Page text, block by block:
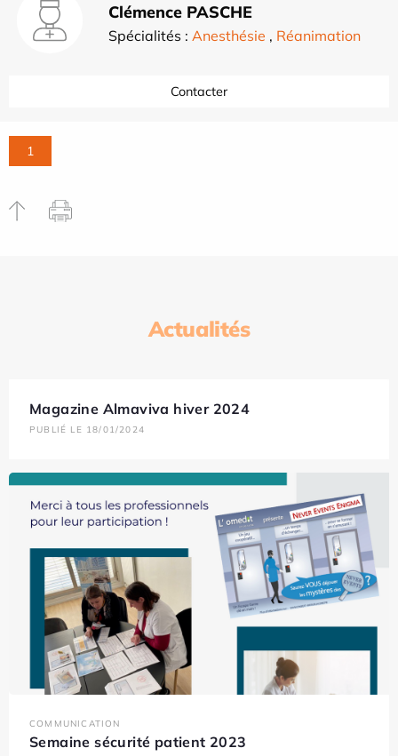
Clémence PASCHE
Spécialités : Anesthésie , Réanimation
Contacter
1
Actualités
Magazine Almaviva hiver 2024
PUBLIÉ LE 18/01/2024
COMMUNICATION
Semaine sécurité patient 2023